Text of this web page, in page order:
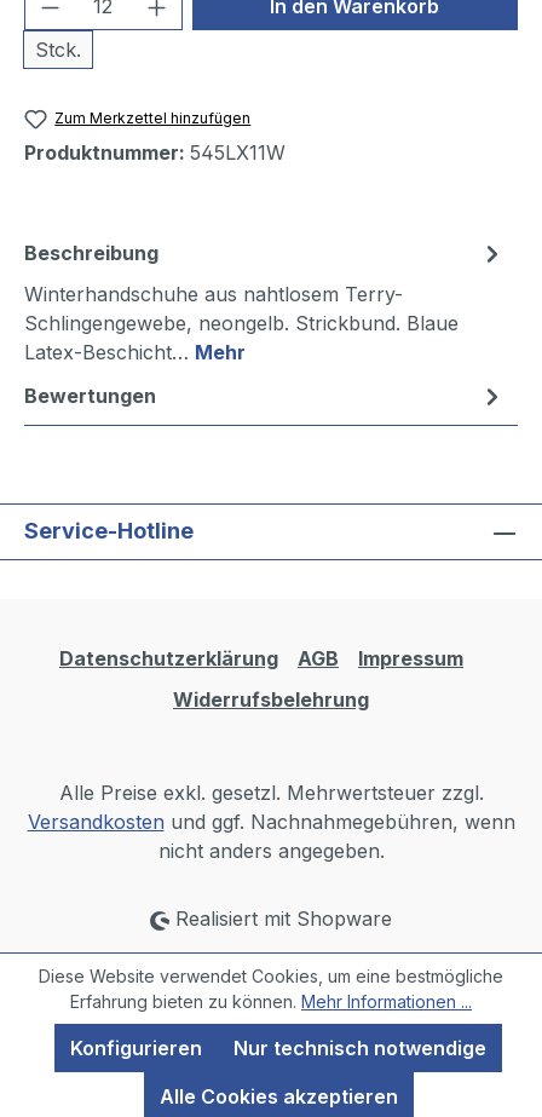
Stck.
In den Warenkorb
Zum Merkzettel hinzufügen
Produktnummer: 545LX11W
Beschreibung
Winterhandschuhe aus nahtlosem Terry-
Schlingengewebe, neongelb. Strickbund. Blaue
Latex-Beschicht… Mehr
Bewertungen
Service-Hotline
Datenschutzerklärung AGB
Impressum
Widerrufsbelehrung
Alle Preise exkl. gesetzl. Mehrwertsteuer zzgl.
Versandkosten und ggf. Nachnahmegebühren, wenn
nicht anders angegeben.
Realisiert mit Shopware
Diese Website verwendet Cookies, um eine bestmögliche
Erfahrung bieten zu können. Mehr Informationen ...
Nur technisch notwendige
Konfigurieren
Alle Cookies akzeptieren